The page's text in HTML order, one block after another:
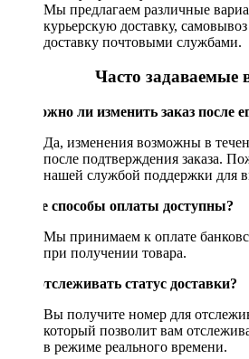
Мы предлагаем различные
курьерскую доставку,
доставку почтовыми службами.
Часто задаваемые
Возможно ли изменить заказ после
Да, изменения возможны в
после подтверждения заказа.
нашей службой поддержки для
Какие способы оплаты доступны?
Мы принимаем к оплате
при получении товара.
Как отслеживать статус доставки?
Вы получите номер для
который позволит вам
в режиме реального времени.